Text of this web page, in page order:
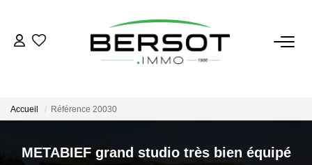
Estimer
Accueil Référence 20030
METABIEF grand studio très bien équipé